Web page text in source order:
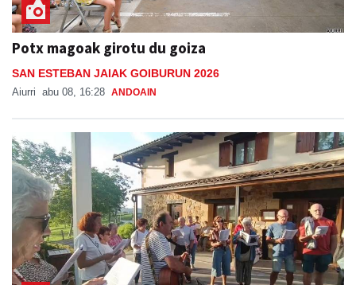
Potx magoak girotu du goiza
SAN ESTEBAN JAIAK GOIBURUN 2026
Aiurri abu 08, 16:28 ANDOAIN